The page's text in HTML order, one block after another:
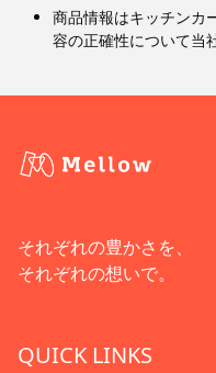
商品情報はキッチンカ
容の正確性について当
それぞれの豊かさを、
それぞれの想いで。
QUICK LINKS